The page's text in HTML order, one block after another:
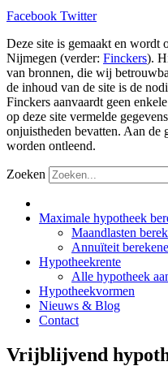
Facebook Twitter
Deze site is gemaakt en
Nijmegen (verder: Finckers).
van bronnen, die wij
de inhoud van de site is de
Finckers aanvaardt geen
op deze site vermelde
onjuistheden bevatten. Aan de
worden ontleend.
Zoeken
Maximale hypotheek
Maandlasten
Annuïteit
Hypotheekrente
Alle hypotheek
Hypotheekvormen
Nieuws & Blog
Contact
Vrijblijvend